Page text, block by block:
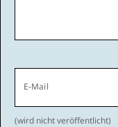
E-Mail
(wird nicht veröffentlicht)